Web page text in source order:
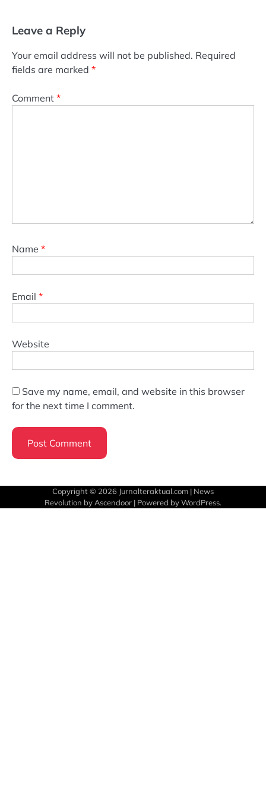
Leave a Reply
Your email address will not be published. Required
fields are marked *
Comment *
Name *
Email *
Website
Save my name, email, and website in this browser
for the next time I comment.
Copyright © 2026 Jurnalteraktual.com | News
Revolution by Ascendoor | Powered byWordPress.